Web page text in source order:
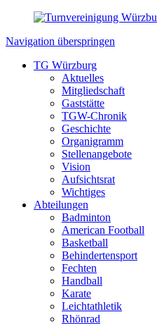
Navigation überspringen
TG Würzburg
Aktuelles
Mitgliedschaft
Gaststätte
TGW-Chronik
Geschichte
Organigramm
Stellenangebote
Vision
Aufsichtsrat
Wichtiges
Abteilungen
Badminton
American Football
Basketball
Behindertensport
Fechten
Handball
Karate
Leichtathletik
Rhönrad